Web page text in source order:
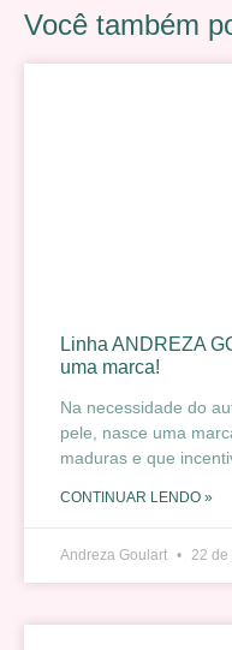
Você também
Linha ANDREZA
uma marca!
Na necessidade do
pele, nasce uma
maduras e que
CONTINUAR LENDO »
Andreza Goulart 22 de